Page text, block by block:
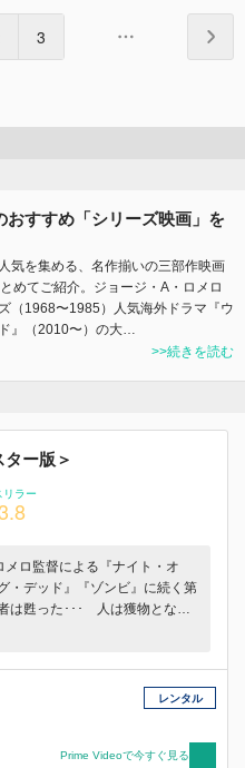
3
すすめ「シリーズ映画」を
気を集める、名作揃いの三部作映画
めてご紹介。ジョージ・A・ロメロ
（1968〜1985）人気海外ドラマ『ウ
』（2010〜）の大…
>>続きを読む
ー版＞
リラー
メロ監督による『ナイト・オ
・デッド』『ゾンビ』に続く第
は甦った･･･ 人は獲物となり
生者の数が逆転し、地上にゾン
設。そこでは、ローガン博士ら
科学者たちなど、生き残った少
鎖した施設内に立て篭もり、ゾ
数のゾンビに支配された状況で
レンタル
Prime Videoで今すぐ見る